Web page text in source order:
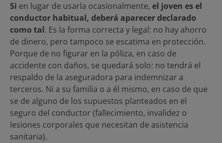
Si en lugar de usarla ocasionalmente, el joven es el
conductor habitual, deberá aparecer declarado
como tal. Es la forma correcta y legal: no hay ahorro
de dinero, pero tampoco se escatima en protección.
Porque de no figurar en la póliza, en caso de
accidente con daños, se quedará solo: no tendrá el
respaldo de la aseguradora para indemnizar a
terceros. Ni a su familia o a él mismo, en caso de que
se de alguno de los supuestos planteados en el
seguro del conductor (fallecimiento, invalidez o
lesiones corporales que necesitan de asistencia
sanitaria).